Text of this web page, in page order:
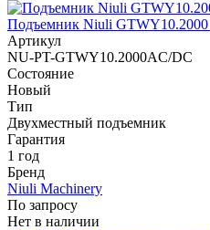
Подъемник Niuli
Артикул
NU-PT-GTWY10.2000AC/DC
Состояние
Новый
Тип
Двухместный подъемник
Гарантия
1 год
Бренд
Niuli Machinery
По запросу
Нет в наличии